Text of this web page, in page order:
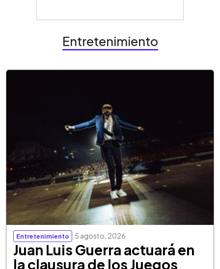
Entretenimiento
Entretenimiento 5 agosto, 2026
Juan Luis Guerra actuará en
la clausura de los Juegos